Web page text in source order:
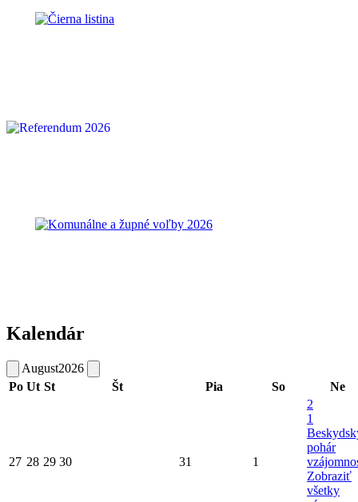
Kalendár
August2026
Po Ut St Št Pia So Ne
27 28 29 30 31 1
2
1
pohár
Zobraziť
všetky